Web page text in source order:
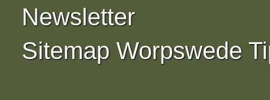
Newsletter
Sitemap Worpswede